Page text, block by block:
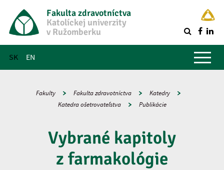
Fakulta zdravotníctva
Katolíckej univerzity
v Ružomberku
SK EN
Hlavné menu
Fakulty Fakulta zdravotníctva
Katedry
Katedra ošetrovateľstva
Publikácie
Vybrané kapitoly
z farmakológie